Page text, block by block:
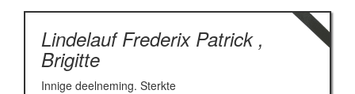
Lindelauf Frederix Patrick ,
Brigitte
Innige deelneming. Sterkte